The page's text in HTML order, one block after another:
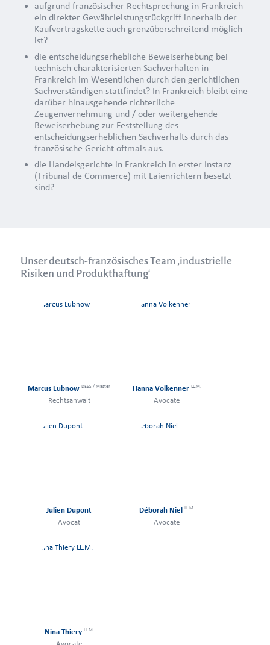
aufgrund französischer Rechtsprechung in Frankreich
ein direkter Gewährleistungsrückgriff innerhalb der
Kaufvertragskette auch grenzüberschreitend möglich
ist?
die entscheidungserhebliche Beweiserhebung bei
technisch charakterisierten Sachverhalten in
Frankreich im Wesentlichen durch den gerichtlichen
Sachverständigen stattfindet? In Frankreich bleibt eine
darüber hinausgehende richterliche
Zeugenvernehmung und / oder weitergehende
Beweiserhebung zur Feststellung des
entscheidungserheblichen Sachverhalts durch das
französische Gericht oftmals aus.
die Handelsgerichte in Frankreich in erster Instanz
(Tribunal de Commerce) mit Laienrichtern besetzt
sind?
Unser deutsch-französisches Team ‚industrielle
Risiken und Produkthaftung‘
Marcus LubnowDESS / Master
Rechtsanwalt
Hanna Volkenner LL.M.
Avocate
Julien Dupont
Avocat
Déborah Niel LL.M.
Avocate
Nina Thiery LL.M.